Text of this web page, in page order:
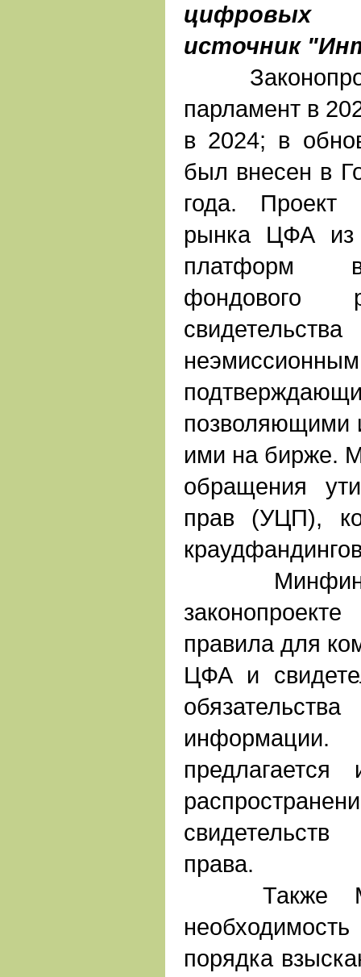
цифровых
источник
парламент в
в 2024; в
был внесен в
года. Проект
рынка ЦФА из
платформ в
фондового
позволяющими
ими на бирже.
обращения
прав (УЦП),
Минфин
правила для
ЦФА и
права.
Также
порядка